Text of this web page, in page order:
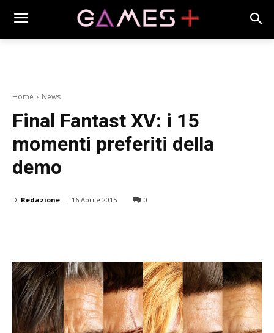
Home News
Final Fantast XV: i 15
momenti preferiti della
demo
Di Redazione - 16 Aprile 2015 0